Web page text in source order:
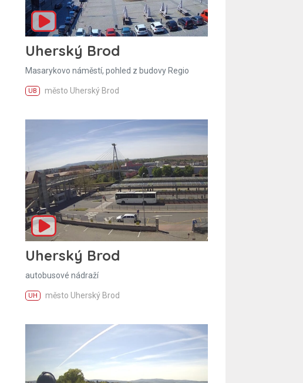
Uherský Brod
Masarykovo náměstí, pohled z budovy Regio
UB město Uherský Brod
Uherský Brod
autobusové nádraží
UH město Uherský Brod